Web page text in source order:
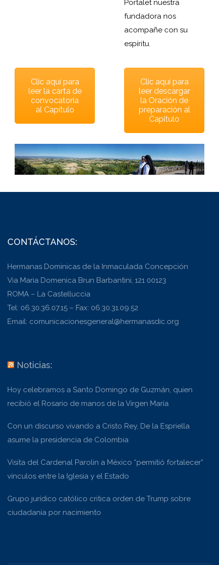
Portalet nuestra
fundadora nos
acompañe con su
espíritu.
Clic aquí para
leer la carta de
convocatoria
al Capítulo
Clic aquí para
leer descargar
la Oración de
preparación al
Capitulo
CONTÁCTANOS:
Hermanas Dominicas de la Inmaculada Concepción
Via Maria Domenica Brun Barbantini, 121 00123
ROMA – La Castelluccia
Tel: 06.30.36.07.15 – Fax: 06.30.31.09.52
Email: comunicacionesgeneral@hermanasdic.org
Noticias:
Hoy celebramos a Santo Domingo de Guzmán, quien
recibió el Rosario de manos de la Virgen María
Con un discurso vivando a Cristo Rey, De la Espriella
asume la presidencia de Colombia
Visita del Cardenal Parolin a México “permitió fortalecer”
vínculos entre la Iglesia y el Estado
Grupo jurídico católico critica orden de Trump sobre
ciudadanía por nacimiento